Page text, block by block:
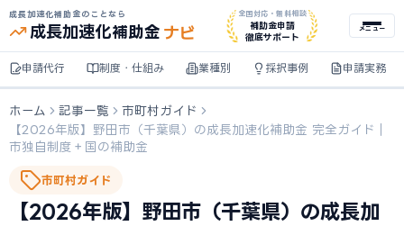
成長加速化補助金のことなら
成長加速化補助金 ナビ
全国対応・無料相談
補助金申請
徹底サポート
メニュー
申請代行 制度・仕組み 業種別 採択事例 申請実務
ホーム 記事一覧
市町村ガイド
【2026年版】野田市（千葉県）の成長加速化補助金 完全ガイド｜
市独自制度＋国の補助金
市町村ガイド
【2026年版】野田市（千葉県）の成長加